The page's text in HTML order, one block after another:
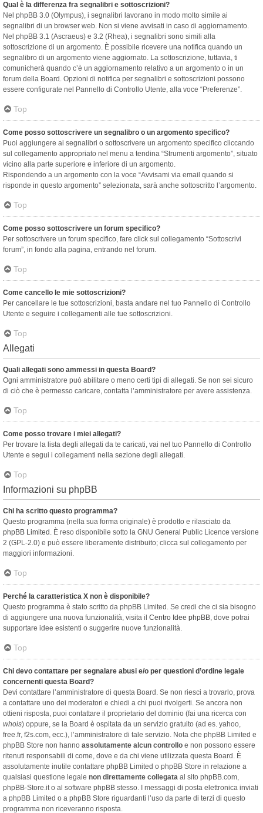
Qual è la differenza fra segnalibri e sottoscrizioni?
Nel phpBB 3.0 (Olympus), i segnalibri lavorano in modo molto simile ai
segnalibri di un browser web. Non si viene avvisati in caso di aggiornamento.
Nel phpBB 3.1 (Ascraeus) e 3.2 (Rhea), i segnalibri sono simili alla
sottoscrizione di un argomento. È possibile ricevere una notifica quando un
segnalibro di un argomento viene aggiornato. La sottoscrizione, tuttavia, ti
comunicherà quando c’è un aggiornamento relativo a un argomento o in un
forum della Board. Opzioni di notifica per segnalibri e sottoscrizioni possono
essere configurate nel Pannello di Controllo Utente, alla voce “Preferenze”.
Top
Come posso sottoscrivere un segnalibro o un argomento specifico?
Puoi aggiungere ai segnalibri o sottoscrivere un argomento specifico cliccando
sul collegamento appropriato nel menu a tendina “Strumenti argomento”, situato
vicino alla parte superiore e inferiore di un argomento.
Rispondendo a un argomento con la voce “Avvisami via email quando si
risponde in questo argomento” selezionata, sarà anche sottoscritto l’argomento.
Top
Come posso sottoscrivere un forum specifico?
Per sottoscrivere un forum specifico, fare click sul collegamento “Sottoscrivi
forum”, in fondo alla pagina, entrando nel forum.
Top
Come cancello le mie sottoscrizioni?
Per cancellare le tue sottoscrizioni, basta andare nel tuo Pannello di Controllo
Utente e seguire i collegamenti alle tue sottoscrizioni.
Top
Allegati
Quali allegati sono ammessi in questa Board?
Ogni amministratore può abilitare o meno certi tipi di allegati. Se non sei sicuro
di ciò che è permesso caricare, contatta l’amministratore per avere assistenza.
Top
Come posso trovare i miei allegati?
Per trovare la lista degli allegati da te caricati, vai nel tuo Pannello di Controllo
Utente e segui i collegamenti nella sezione degli allegati.
Top
Informazioni su phpBB
Chi ha scritto questo programma?
Questo programma (nella sua forma originale) è prodotto e rilasciato da
phpBB Limited . È reso disponibile sotto la GNU General Public Licence versione
2 (GPL-2.0) e può essere liberamente distribuito; clicca sul collegamento per
maggiori informazioni.
Top
Perché la caratteristica X non è disponibile?
Questo programma è stato scritto da phpBB Limited. Se credi che ci sia bisogno
di aggiungere una nuova funzionalità, visita il Centro Idee phpBB, dove potrai
supportare idee esistenti o suggerire nuove funzionalità.
Top
Chi devo contattare per segnalare abusi e/o per questioni d’ordine legale
concernenti questa Board?
Devi contattare l’amministratore di questa Board. Se non riesci a trovarlo, prova
a contattare uno dei moderatori e chiedi a chi puoi rivolgerti. Se ancora non
ottieni risposta, puoi contattare il proprietario del dominio (fai una ricerca con
whois) oppure, se la Board è ospitata da un servizio gratuito (ad es. yahoo,
free.fr, f2s.com, ecc.), l’amministratore di tale servizio. Nota che phpBB Limited e
phpBB Store non hanno assolutamente alcun controllo e non possono essere
ritenuti responsabili di come, dove e da chi viene utilizzata questa Board. È
assolutamente inutile contattare phpBB Limited o phpBB Store in relazione a
qualsiasi questione legale non direttamente collegata al sito phpBB.com,
phpBB-Store.it o al software phpBB stesso. I messaggi di posta elettronica inviati
a phpBB Limited o a phpBB Store riguardanti l’uso da parte di terzi di questo
programma non riceveranno risposta.